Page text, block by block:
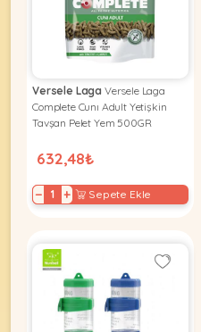
Versele Laga Versele Laga
Complete Cunı Adult Yetişkin
Tavşan Pelet Yem 500GR
632,48₺
− + Sepete Ekle